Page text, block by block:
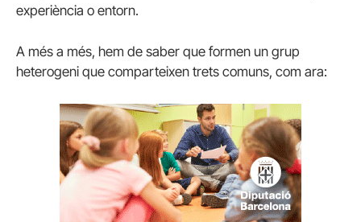
experiència o entorn.
A més a més, hem de saber que formen un grup
heterogeni que comparteixen trets comuns, com ara: